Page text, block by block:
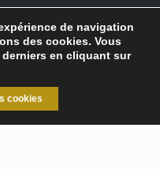
- Agence de
de confidentialité
de navigation
des cookies. Vous
en cliquant sur
cookies